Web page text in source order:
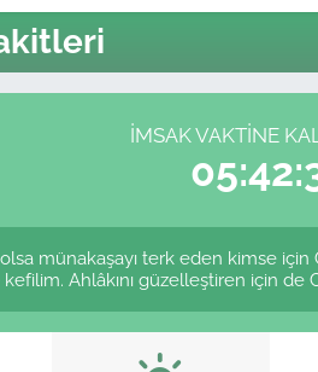
İMSAK VAKTINE
münakaşayı terk eden kimse
Ahlâkını güzelleştiren için